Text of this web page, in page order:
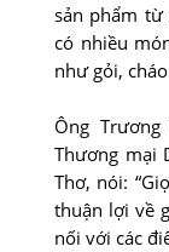
sản phẩm từ
có nhiều
như gỏi,
Ông
Thương mại
Thơ, nói:
thuận lợi về
nối với các